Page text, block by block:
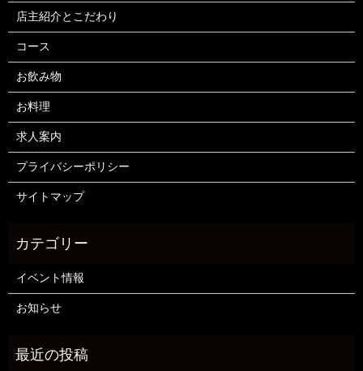
店主紹介とこだわり
コース
お飲み物
お料理
求人案内
プライバシーポリシー
サイトマップ
イベント情報
お知らせ